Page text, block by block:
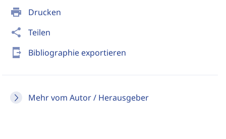
print Drucken
share Teilen
send_to_mobile Bibliographie exportieren
Mehr vom Autor / Herausgeber